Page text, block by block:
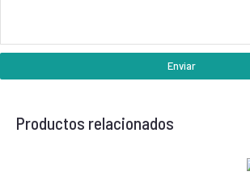
Enviar
Productos relacionados